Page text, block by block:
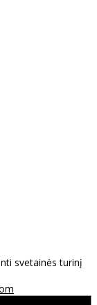
svetainės turinį